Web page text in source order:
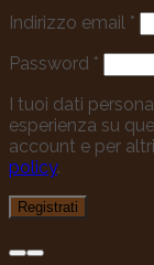
Indirizzo email *
Password *
I tuoi dati
esperienza su
account e per
policy.
Registrati